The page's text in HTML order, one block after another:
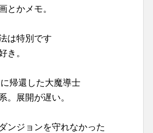
とかメモ。
は特別です
き。
帰還した大魔導士
。展開が遅い。
ンジョンを守れなかった